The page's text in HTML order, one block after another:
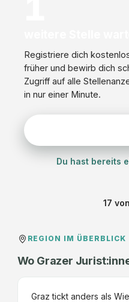
Registriere dich
früher und bewirb dich
Zugriff auf alle
in nur einer Minute.
Du hast bereits
17 von
REGION IM ÜBERBLICK
Wo Grazer
Graz tickt anders als